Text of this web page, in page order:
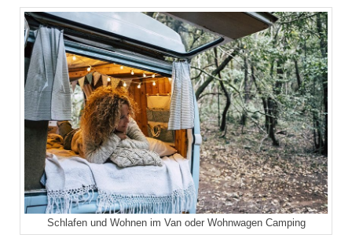
Schlafen und Wohnen im Van oder Wohnwagen Camping